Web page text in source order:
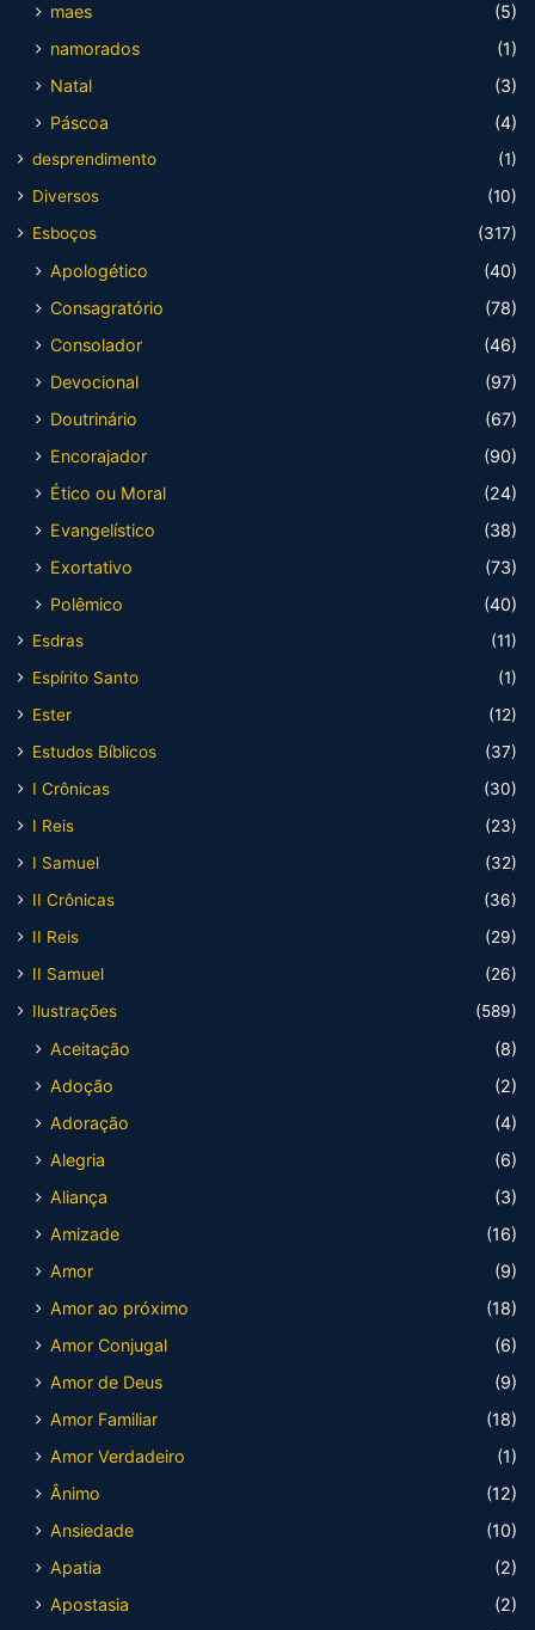
maes
(5)
namorados
(1)
Natal
(3)
Páscoa
(4)
desprendimento
(1)
Diversos
(10)
Esboços
(317)
Apologético
(40)
Consagratório
(78)
Consolador
(46)
Devocional
(97)
Doutrinário
(67)
Encorajador
(90)
Ético ou Moral
(24)
Evangelístico
(38)
Exortativo
(73)
Polêmico
(40)
Esdras
(11)
Espírito Santo
(1)
Ester
(12)
Estudos Bíblicos
(37)
I Crônicas
(30)
I Reis
(23)
I Samuel
(32)
II Crônicas
(36)
II Reis
(29)
II Samuel
(26)
Ilustrações
(589)
Aceitação
(8)
Adoção
(2)
Adoração
(4)
Alegria
(6)
Aliança
(3)
Amizade
(16)
Amor
(9)
Amor ao próximo
(18)
Amor Conjugal
(6)
Amor de Deus
(9)
Amor Familiar
(18)
Amor Verdadeiro
(1)
Ânimo
(12)
Ansiedade
(10)
Apatia
(2)
Apostasia
(2)